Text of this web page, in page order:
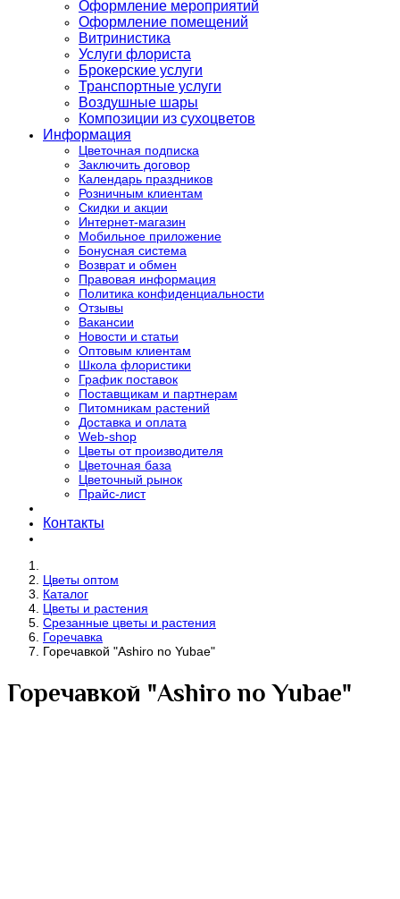
Оформление мероприятий
Оформление помещений
Витринистика
Услуги флориста
Брокерские услуги
Транспортные услуги
Воздушные шары
Композиции из сухоцветов
Информация
Цветочная подписка
Заключить договор
Календарь праздников
Розничным клиентам
Скидки и акции
Интернет-магазин
Мобильное приложение
Бонусная система
Возврат и обмен
Правовая информация
Политика конфиденциальности
Отзывы
Вакансии
Новости и статьи
Оптовым клиентам
Школа флористики
График поставок
Поставщикам и партнерам
Питомникам растений
Доставка и оплата
Web-shop
Цветы от производителя
Цветочная база
Цветочный рынок
Прайс-лист
Контакты
Цветы оптом
Каталог
Цветы и растения
Срезанные цветы и растения
Горечавка
Горечавкой "Ashiro no Yubae"
Горечавкой "Ashiro no Yubae"